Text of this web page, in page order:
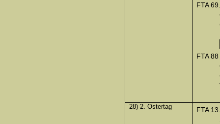
FTA 69.
FTA 88
28) 2. Ostertag
FTA 13.